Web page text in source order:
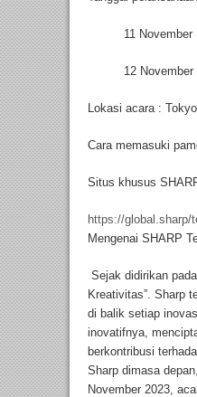
11 November
12 November
Lokasi acara :
Cara memasuki
Situs khusus
https://global.sharp/
Mengenai SHARP
Sejak didirikan
Kreativitas”. Sharp
di balik setiap
inovatifnya,
berkontribusi
Sharp dimasa
November 2023,